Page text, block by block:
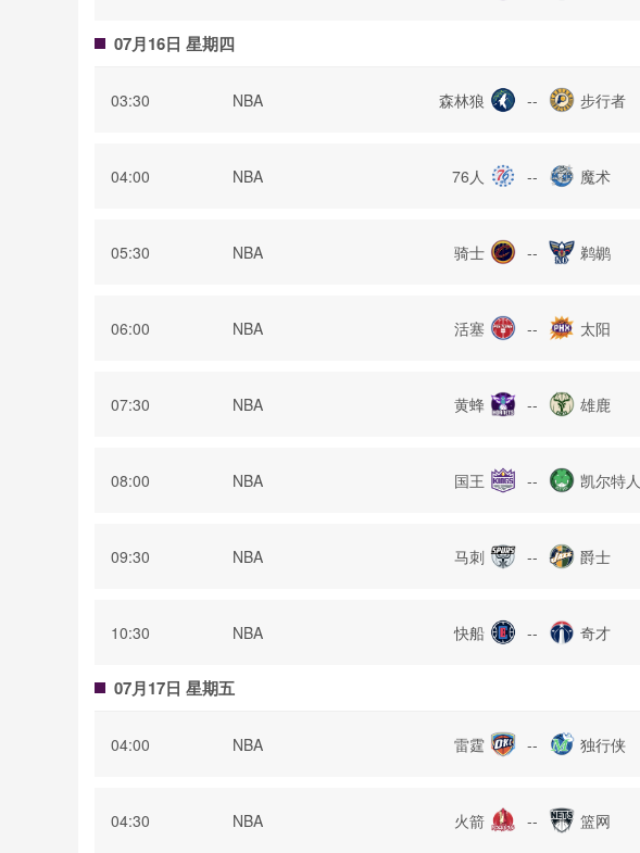
07月16日 星期四
03:30 NBA 森林狼 -- 步行者
04:00 NBA 76人 -- 魔术
05:30 NBA 骑士 -- 鹈鹕
06:00 NBA 活塞 -- 太阳
07:30 NBA 黄蜂 -- 雄鹿
08:00 NBA 国王 -- 凯尔特人
09:30 NBA 马刺 -- 爵士
10:30 NBA 快船 -- 奇才
07月17日 星期五
04:00 NBA 雷霆 -- 独行侠
04:30 NBA 火箭 -- 篮网